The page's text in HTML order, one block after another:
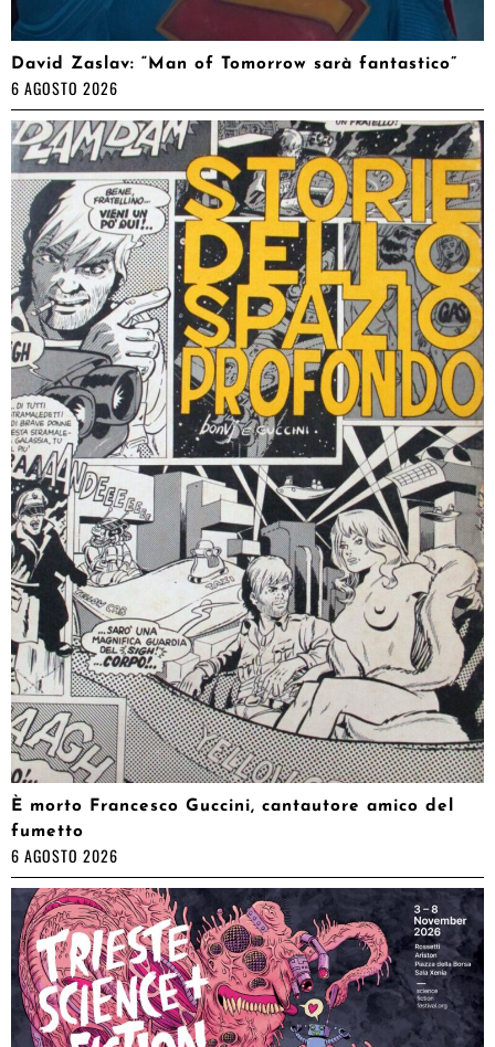
David Zaslav: “Man of Tomorrow sarà fantastico”
6 AGOSTO 2026
È morto Francesco Guccini, cantautore amico del
fumetto
6 AGOSTO 2026